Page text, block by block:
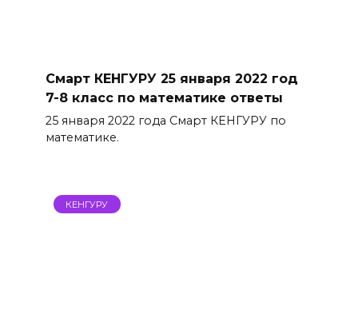
Смарт КЕНГУРУ 25 января 2022 год
7-8 класс по математике ответы
25 января 2022 года Смарт КЕНГУРУ по
математике.
КЕНГУРУ